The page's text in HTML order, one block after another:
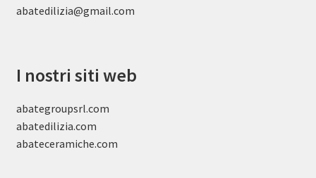
abatedilizia@gmail.com
I nostri siti web
abategroupsrl.com
abatedilizia.com
abateceramiche.com